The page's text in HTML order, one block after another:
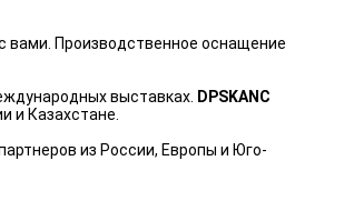
вами. Производственное оснащение
выставках. DPSKANC
и Казахстане.
из России, Европы и Юго-